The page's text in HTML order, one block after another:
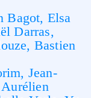
Bagot, Elsa
Darras,
Bastien
Jean-